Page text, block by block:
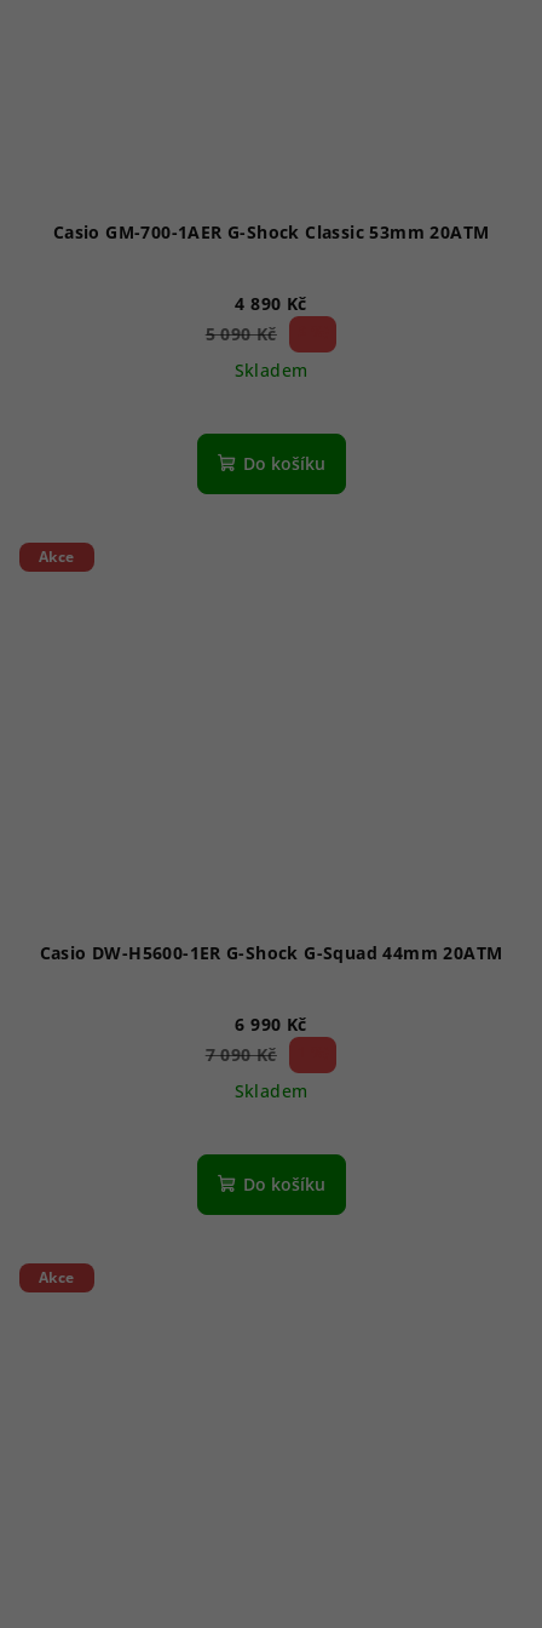
Casio GM-700-1AER G-Shock Classic 53mm 20ATM
4 890 Kč
5 090 Kč
Skladem
Do košíku
Akce
Casio DW-H5600-1ER G-Shock G-Squad 44mm 20ATM
6 990 Kč
7 090 Kč
Skladem
Do košíku
Akce